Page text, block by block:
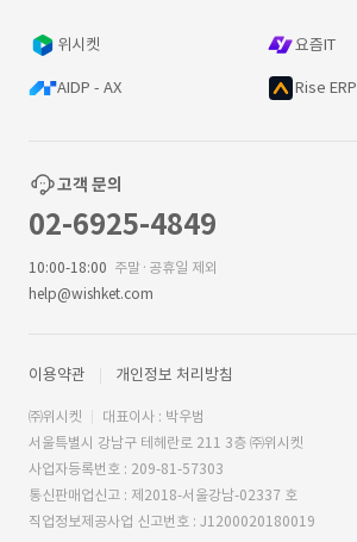
위시켓 요즘IT
AIDP - AX Rise ERP
고객 문의
02-6925-4849
10:00-18:00 주말·공휴일 제외
help@wishket.com
이용약관 개인정보 처리방침
㈜위시켓
대표이사 : 박우범
서울특별시 강남구 테헤란로 211 3층 ㈜위시켓
사업자등록번호 : 209-81-57303
통신판매업신고 : 제2018-서울강남-02337 호
직업정보제공사업 신고번호 : J1200020180019